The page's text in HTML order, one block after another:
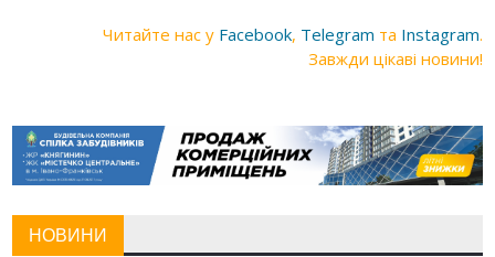
Читайте нас у Facebook, Telegram та Instagram.
Завжди цікаві новини!
НОВИНИ